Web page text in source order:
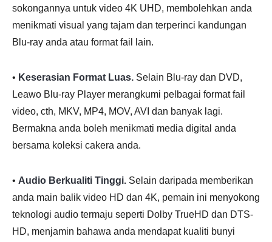
sokongannya untuk video 4K UHD, membolehkan anda
menikmati visual yang tajam dan terperinci kandungan
Blu-ray anda atau format fail lain.
• Keserasian Format Luas. Selain Blu-ray dan DVD,
Leawo Blu-ray Player merangkumi pelbagai format fail
video, cth, MKV, MP4, MOV, AVI dan banyak lagi.
Bermakna anda boleh menikmati media digital anda
bersama koleksi cakera anda.
• Audio Berkualiti Tinggi. Selain daripada memberikan
anda main balik video HD dan 4K, pemain ini menyokong
teknologi audio termaju seperti Dolby TrueHD dan DTS-
HD, menjamin bahawa anda mendapat kualiti bunyi